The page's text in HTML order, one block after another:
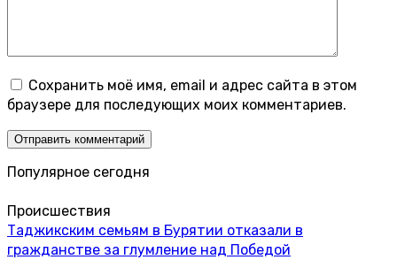
Сохранить моё имя, email и адрес сайта в этом
браузере для последующих моих комментариев.
Популярное сегодня
Происшествия
Таджикским семьям в Бурятии отказали в
гражданстве за глумление над Победой